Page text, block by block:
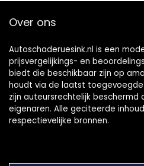
Over ons
Autoschaderuesink.nl is een
prijsvergelijkings- en
biedt die beschikbaar zijn op
houdt via de laatst
zijn auteursrechtelijk beschermd
eigenaren. Alle geciteerde
respectievelijke bronnen.